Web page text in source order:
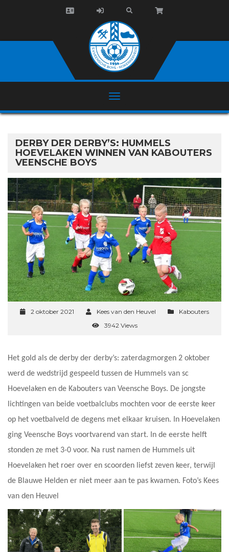
DERBY DER DERBY’S: HUMMELS
HOEVELAKEN WINNEN VAN KABOUTERS
VEENSCHE BOYS
2 oktober 2021 Kees van den Heuvel
Kabouters
3942 Views
Het gold als de derby der derby’s: zaterdagmorgen 2 oktober
werd de wedstrijd gespeeld tussen de Hummels van sc
Hoevelaken en de Kabouters van Veensche Boys. De jongste
lichtingen van beide voetbalclubs mochten voor de eerste keer
op het voetbalveld de degens met elkaar kruisen. In Hoevelaken
ging Veensche Boys voortvarend van start. In de eerste helft
stonden ze met 3-0 voor. Na rust namen de Hummels uit
Hoevelaken het roer over en scoorden liefst zeven keer, terwijl
de Blauwe Helden er niet meer aan te pas kwamen. Foto’s Kees
van den Heuvel